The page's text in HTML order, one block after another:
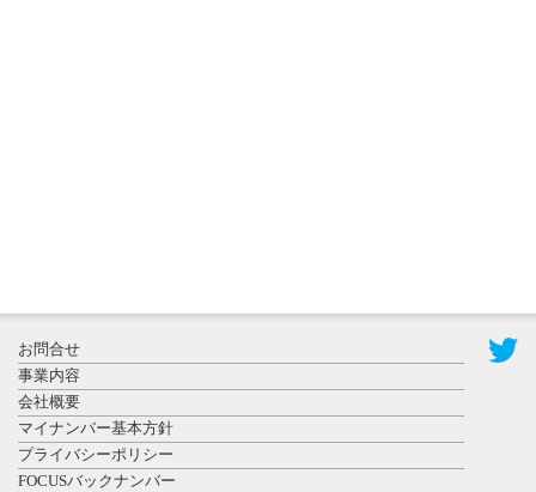
県警等と大
規模災害時
連携協定を
締結し...
お問合せ
事業内容
会社概要
マイナンバー基本方針
プライバシーポリシー
FOCUSバックナンバー